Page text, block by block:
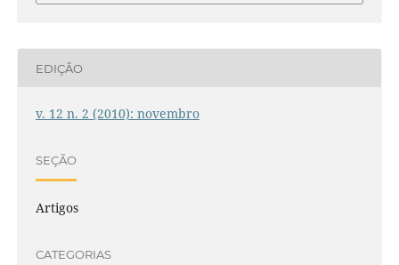
EDIÇÃO
v. 12 n. 2 (2010): novembro
SEÇÃO
Artigos
CATEGORIAS